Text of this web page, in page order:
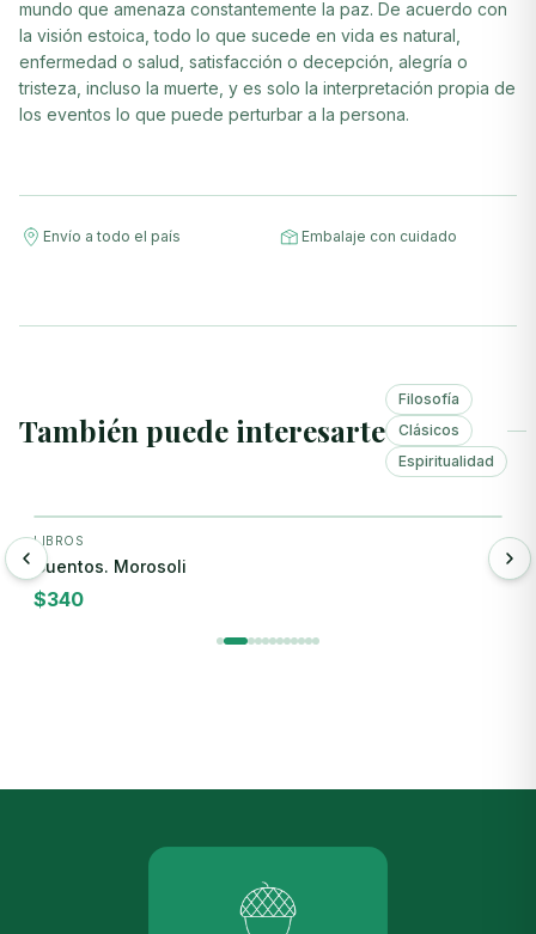
mundo que amenaza constantemente la paz. De acuerdo con
la visión estoica, todo lo que sucede en vida es natural,
enfermedad o salud, satisfacción o decepción, alegría o
tristeza, incluso la muerte, y es solo la interpretación propia de
los eventos lo que puede perturbar a la persona.
Envío a todo el país Embalaje con cuidado
También puede interesarte
Filosofía
Clásicos
Espiritualidad
LIBROS
Cuentos. Morosoli
$340